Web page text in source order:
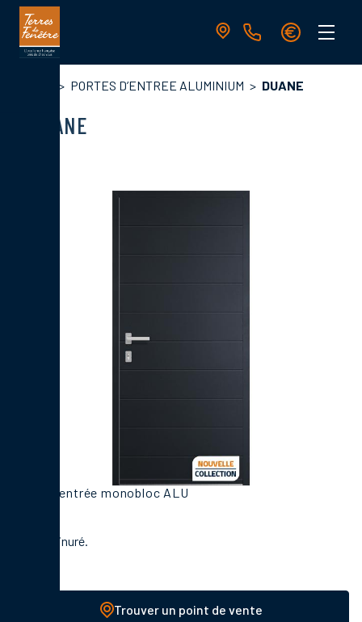
Aller
contenu
principale
PORTES D’ENTREE ALUMINIUM DUANE
DUANE
Porte d'entrée monobloc ALU
Décor rainuré.
Trouver un point de vente